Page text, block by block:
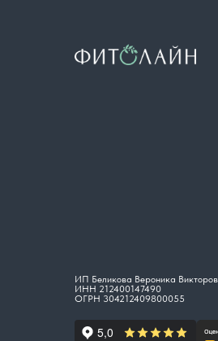
ИП Беликова Вероника
ИНН 212400147490
ОГРН 304212409800055